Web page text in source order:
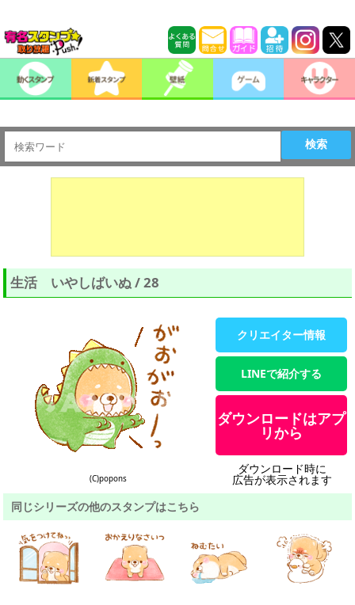
検索
生活 いやしばいぬ / 28
(C)popons
クリエイター情報
LINEで紹介する
ダウンロードはアプ
リから
ダウンロード時に
広告が表示されます
同じシリーズの他のスタンプはこちら